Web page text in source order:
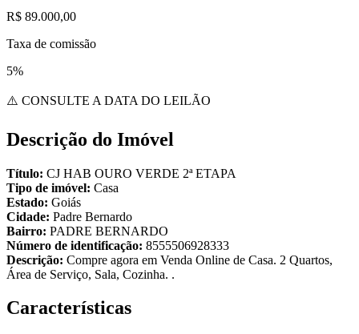
R$ 89.000,00
Taxa de comissão
5%
⚠️ CONSULTE A DATA DO LEILÃO
Descrição do Imóvel
Título: CJ HAB OURO VERDE 2ª ETAPA
Tipo de imóvel: Casa
Estado: Goiás
Cidade: Padre Bernardo
Bairro: PADRE BERNARDO
Número de identificação: 8555506928333
Descrição: Compre agora em Venda Online de Casa. 2 Quartos,
Área de Serviço, Sala, Cozinha. .
Características